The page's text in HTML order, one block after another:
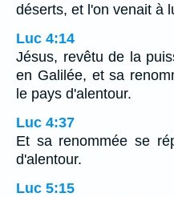
déserts, et l'on venait à
Luc 4:14
Jésus, revêtu de la
en Galilée, et sa
le pays d'alentour.
Luc 4:37
Et sa renommée se
d'alentour.
Luc 5:15